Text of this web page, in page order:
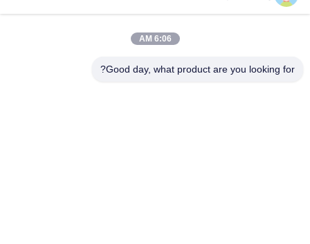
مل من الألومنيوم
100 مل المعدات الممتازة للزيوت الأساسية الواسعة الواسعة الواسعة
6:06 AM
Good day, what product are you looking for?